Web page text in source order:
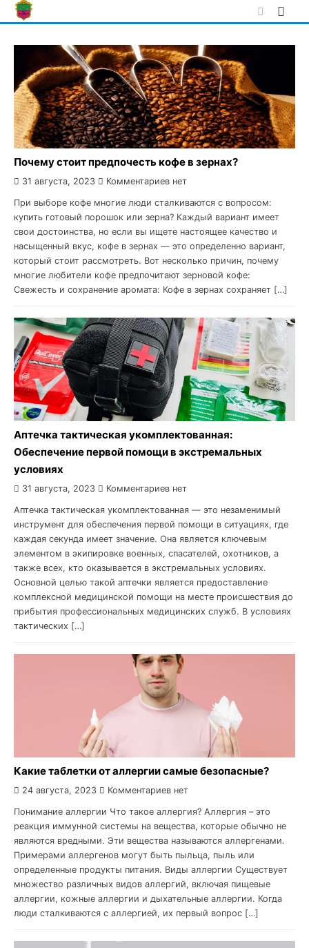
Skip
to
Почему стоит предпочесть кофе в зернах?
31 августа, 2023 Комментариев нет
При выборе кофе многие люди сталкиваются с вопросом:
купить готовый порошок или зерна? Каждый вариант имеет
свои достоинства, но если вы ищете настоящее качество и
насыщенный вкус, кофе в зернах — это определенно вариант,
который стоит рассмотреть. Вот несколько причин, почему
многие любители кофе предпочитают зерновой кофе:
Свежесть и сохранение аромата: Кофе в зернах сохраняет […]
Аптечка тактическая укомплектованная:
Обеспечение первой помощи в экстремальных
условиях
31 августа, 2023 Комментариев нет
Аптечка тактическая укомплектованная — это незаменимый
инструмент для обеспечения первой помощи в ситуациях, где
каждая секунда имеет значение. Она является ключевым
элементом в экипировке военных, спасателей, охотников, а
также всех, кто оказывается в экстремальных условиях.
Основной целью такой аптечки является предоставление
комплексной медицинской помощи на месте происшествия до
прибытия профессиональных медицинских служб. В условиях
тактических […]
Какие таблетки от аллергии самые безопасные?
24 августа, 2023 Комментариев нет
Понимание аллергии Что такое аллергия? Аллергия – это
реакция иммунной системы на вещества, которые обычно не
являются вредными. Эти вещества называются аллергенами.
Примерами аллергенов могут быть пыльца, пыль или
определенные продукты питания. Виды аллергии Существует
множество различных видов аллергий, включая пищевые
аллергии, кожные аллергии и дыхательные аллергии. Когда
люди сталкиваются с аллергией, их первый вопрос […]